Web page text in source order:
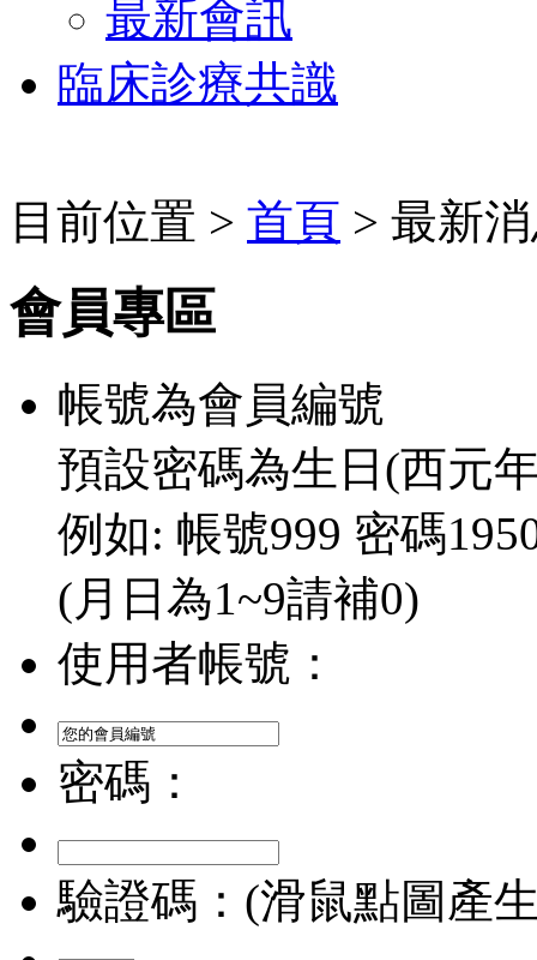
最新會訊
臨床診療共識
目前位置 > 首頁 > 最新
會員專區
帳號為會員編號
預設密碼為生日(西元
例如: 帳號999 密碼
(月日為1~9請補0)
使用者帳號：
密碼：
驗證碼：(滑鼠點圖產